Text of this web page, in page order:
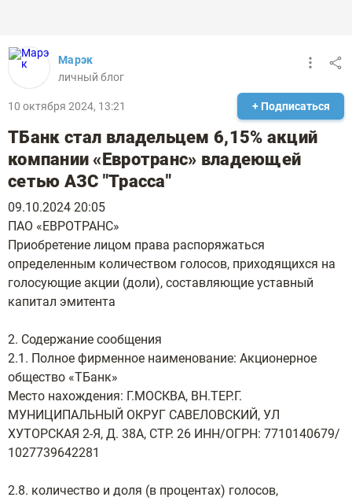
Марэк
личный блог
10 октября 2024, 13:21 + Подписаться
ТБанк стал владельцем 6,15% акций
компании «Евротранс» владеющей
сетью АЗС "Трасса"
09.10.2024 20:05
ПАО «ЕВРОТРАНС»
Приобретение лицом права распоряжаться
определенным количеством голосов, приходящихся на
голосующие акции (доли), составляющие уставный
капитал эмитента
2. Содержание сообщения
2.1. Полное фирменное наименование: Акционерное
общество «ТБанк»
Место нахождения: Г.МОСКВА, ВН.ТЕР.Г.
МУНИЦИПАЛЬНЫЙ ОКРУГ САВЕЛОВСКИЙ, УЛ
ХУТОРСКАЯ 2-Я, Д. 38А, СТР. 26 ИНН/ОГРН: 7710140679/
1027739642281
2.8. количество и доля (в процентах) голосов,